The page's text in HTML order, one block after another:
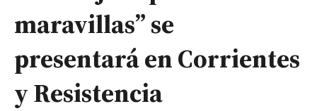
maravillas” se
presentará en Corrientes
y Resistencia